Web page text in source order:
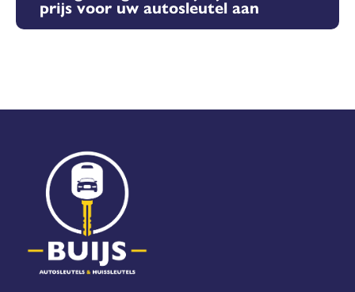
prijs voor uw autosleutel aan